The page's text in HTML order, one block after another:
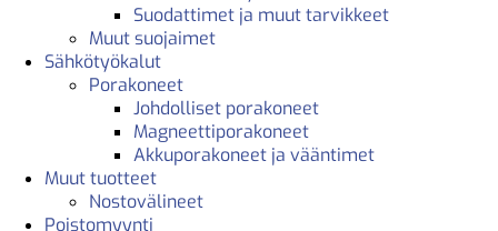
Suodattimet ja muut tarvikkeet
Muut suojaimet
Sähkötyökalut
Porakoneet
Johdolliset porakoneet
Magneettiporakoneet
Akkuporakoneet ja vääntimet
Muut tuotteet
Nostovälineet
Poistomyynti